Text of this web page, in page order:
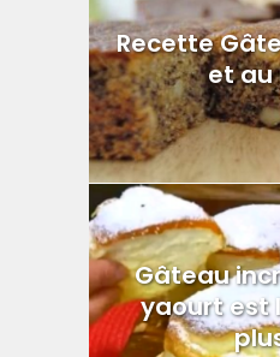
Recette
et au
Gâteau
yaourt est